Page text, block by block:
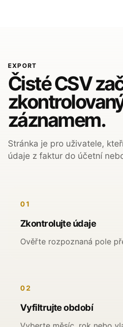
EXPORT
Čisté CSV
záznamem.
Stránka je pro uživatele,
údaje z faktur do účetní
01
Zkontrolujte údaje
Ověřte rozpoznaná pole
02
Vyfiltrujte období